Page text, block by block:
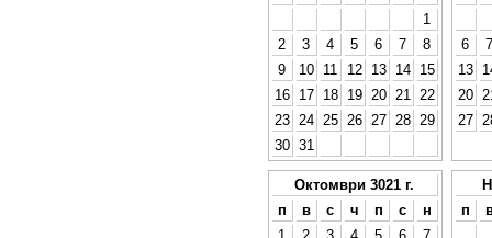
1
2
3 4 5 6 7
8
9
10 11 12 13 14
15
16
17 18 19 20 21
22
23
24 25 26 27 28
29
30 31
6
7
13
20
27
Октомври 3021 г.
п
в с ч п с
н
п